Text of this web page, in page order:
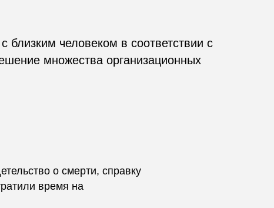
близким человеком в соответствии с
множества организационных
о смерти, справку
время на